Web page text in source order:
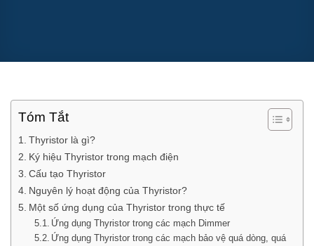
Tóm Tắt
Thyristor là gì?
Ký hiệu Thyristor trong mạch điện
Cấu tạo Thyristor
Nguyên lý hoạt động của Thyristor?
Một số ứng dụng của Thyristor trong thực tế
Ứng dụng Thyristor trong các mạch Dimmer
Ứng dụng Thyristor trong các mạch bảo vệ quá dòng, quá